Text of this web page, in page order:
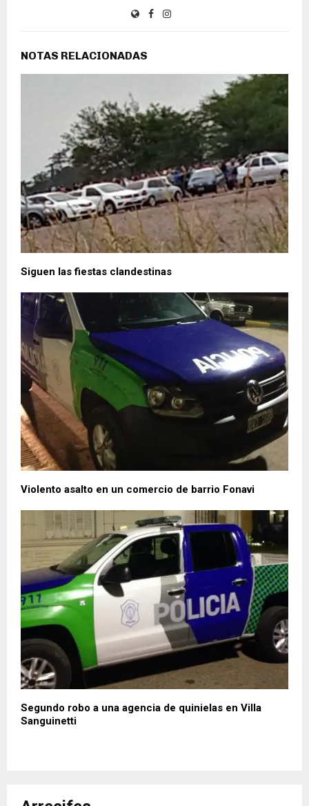
NOTAS RELACIONADAS
Siguen las fiestas clandestinas
Violento asalto en un comercio de barrio Fonavi
Segundo robo a una agencia de quinielas en Villa
Sanguinetti